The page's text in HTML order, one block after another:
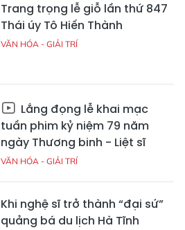
Trang trọng lễ giỗ lần thứ 847
Thái úy Tô Hiến Thành
VĂN HÓA - GIẢI TRÍ
Lắng đọng lễ khai mạc
tuần phim kỷ niệm 79 năm
ngày Thương binh - Liệt sĩ
VĂN HÓA - GIẢI TRÍ
Khi nghệ sĩ trở thành “đại sứ”
quảng bá du lịch Hà Tĩnh